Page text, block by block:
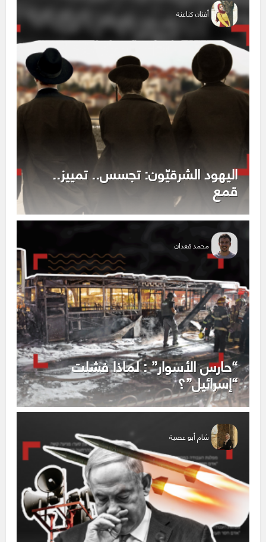
أفنان كناعنة
اليهود الشرقيّون: تجسس.. تمييز..
قمع
محمد قعدان
“حارس الأسوار” : لماذا فشلت
“إسرائيل”؟
شام أبو عصبة